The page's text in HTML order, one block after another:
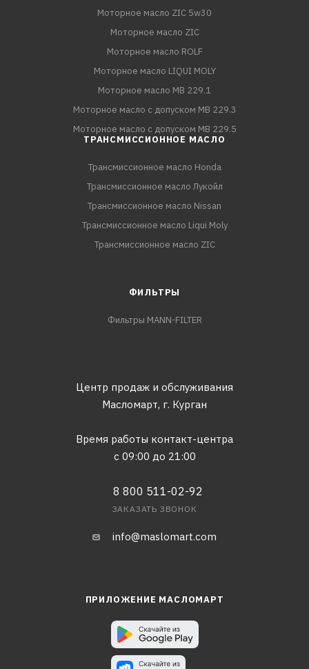
Моторное масло ZIC 5w30
Моторное масло ZIC
Моторное масло ROLF
Моторное масло LIQUI MOLY
Моторное масло MB 229.1
Моторное масло с допуском MB 229.3
Моторное масло с допуском MB 229.5
ТРАНСМИССИОННОЕ МАСЛО
Трансмиссионное масло Honda
Трансмиссионное масло Лукойл
Трансмиссионное масло Nissan
Трансмиссионное масло Liqui Moly
Трансмиссионное масло ZIC
ФИЛЬТРЫ
Фильтры MANN-FILTER
Центр продаж и обслуживания
Масломарт, г. Курган
Время работы контакт-центра
с 09:00 до 21:00
8 800 511-02-92
ЗАКАЗАТЬ ЗВОНОК
info@maslomart.com
ПРИЛОЖЕНИЕ МАСЛОМАРТ